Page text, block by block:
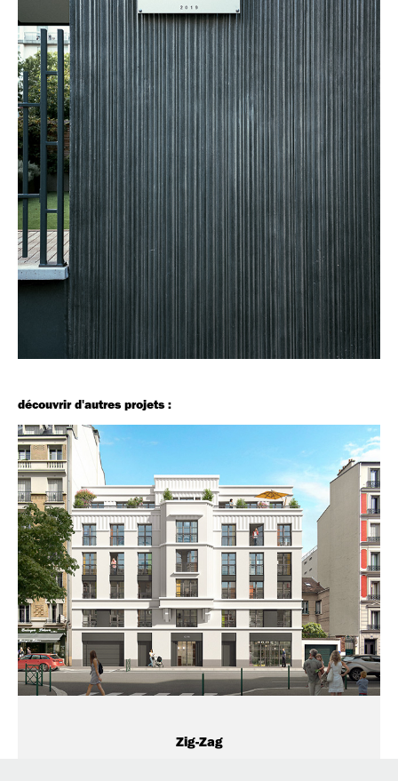
découvrir d'autres projets :
Zig-Zag